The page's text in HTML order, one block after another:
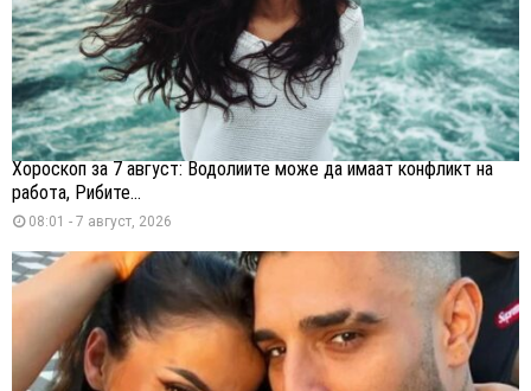
Хороскоп за 7 август: Водолиите може да имаат конфликт на
работа, Рибите...
08:01 - 7 август, 2026